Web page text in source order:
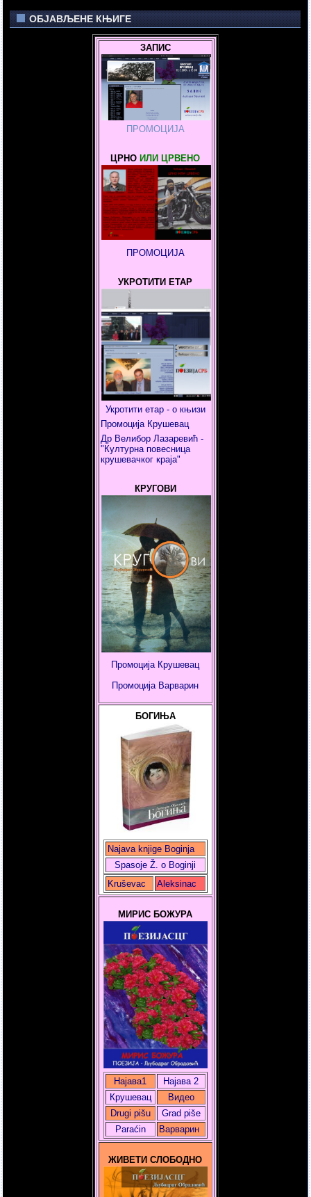
ОБЈАВЉЕНЕ КЊИГЕ
ЗАПИС
ПРОМОЦИЈА
ЦРНО ИЛИ ЦРВЕНО
ПРОМОЦИЈА
УКРОТИТИ ЕТАР
Укротити етар - о књизи
Промоција Крушевац
Др Велибор Лазаревић -
"Културна повесница
крушевачког краја"
КРУГОВИ
Промоција Крушевац
ПромоцијаВарварин
БОГИЊА
Najava knjige Boginja
Spasoje Ž. o Boginji
Kruševac
Aleksinac
МИРИС БОЖУРА
Најава1
Најава 2
Крушевац
Видео
Drugi pišu
Grad piše
Paraćin
Варварин
ЖИВЕТИ СЛОБОДНО